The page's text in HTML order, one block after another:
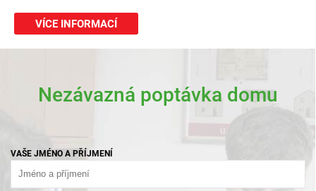
VÍCE INFORMACÍ
Nezávazná poptávka domu
VAŠE JMÉNO A PŘÍJMENÍ